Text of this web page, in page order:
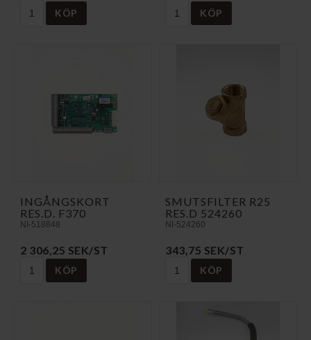
KÖP KÖP
INGÅNGSKORT
RES.D. F370
NI-518848
2 306,25 SEK/ST
KÖP
SMUTSFILTER R25
RES.D 524260
NI-524260
343,75 SEK/ST
KÖP